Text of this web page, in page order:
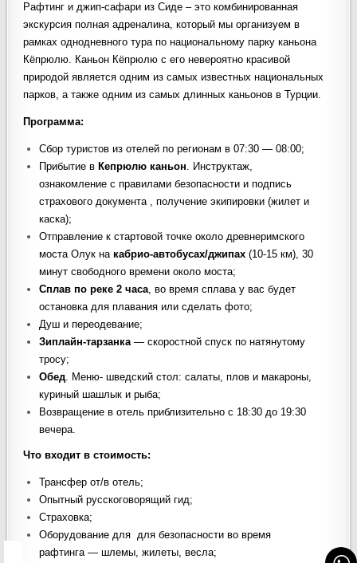
Рафтинг и джип-сафари из Сиде – это комбинированная
экскурсия полная адреналина, который мы организуем в
рамках однодневного тура по национальному парку каньона
Кёпрюлю. Каньон Кёпрюлю с его невероятно красивой
природой является одним из самых известных национальных
парков, а также одним из самых длинных каньонов в Турции.
Программа:
Сбор туристов из отелей по регионам в 07:30 — 08:00;
Прибытие в Кепрюлю каньон. Инструктаж,
ознакомление с правилами безопасности и подпись
страхового документа , получение экипировки (жилет и
каска);
Отправление к стартовой точке около древнеримского
моста Олук накабрио-автобусах/джипах (10-15 км), 30
минут свободного времени около моста;
Сплав по реке 2 часа, во время сплава у вас будет
остановка для плавания или сделать фото;
Душ и переодевание;
Зиплайн-тарзанка— скоростной спуск по натянутому
тросу;
Обед. Меню- шведский стол: салаты, плов и макароны,
куриный шашлык и рыба;
Возвращение в отель приблизительно с 18:30 до 19:30
вечера.
Что входит в стоимость:
Трансфер от/в отель;
Опытный русскоговорящий гид;
Страховка;
Оборудование для для безопасности во время
рафтинга — шлемы, жилеты, весла;